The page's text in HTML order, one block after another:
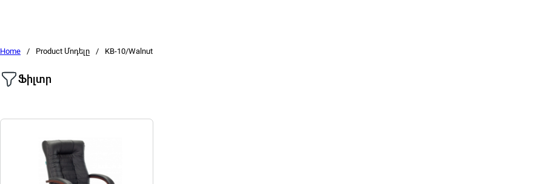
Home / Product Մոդելը / KB-10/Walnut
Ֆիլտր